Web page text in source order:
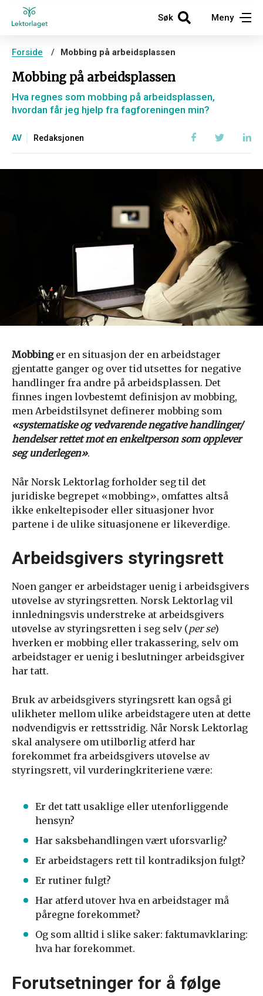
Søk Meny
Forside Mobbing på arbeidsplassen
Mobbing på arbeidsplassen
Hva regnes som mobbing på arbeidsplassen,
hvordan får jeg hjelp fra fagforeningen min?
AV Redaksjonen
Mobbing er en situasjon der en arbeidstager
gjentatte ganger og over tid utsettes for negative
handlinger fra andre på arbeidsplassen. Det
finnes ingen lovbestemt definisjon av mobbing,
men Arbeidstilsynet definerer mobbing som
«systematiske og vedvarende negative handlinger/
hendelser rettet mot en enkeltperson som opplever
seg underlegen».
Når Norsk Lektorlag forholder seg til det
juridiske begrepet «mobbing», omfattes altså
ikke enkeltepisoder eller situasjoner hvor
partene i de ulike situasjonene er likeverdige.
Arbeidsgivers styringsrett
Noen ganger er arbeidstager uenig i arbeidsgivers
utøvelse av styringsretten. Norsk Lektorlag vil
innledningsvis understreke at arbeidsgivers
utøvelse av styringsretten i seg selv (per se)
hverken er mobbing eller trakassering, selv om
arbeidstager er uenig i beslutninger arbeidsgiver
har tatt.
Bruk av arbeidsgivers styringsrett kan også gi
ulikheter mellom ulike arbeidstagere uten at dette
nødvendigvis er rettsstridig. Når Norsk Lektorlag
skal analysere om utilbørlig atferd har
forekommet fra arbeidsgivers utøvelse av
styringsrett, vil vurderingkriteriene være:
Er det tatt usaklige eller utenforliggende
hensyn?
Har saksbehandlingen vært uforsvarlig?
Er arbeidstagers rett til kontradiksjon fulgt?
Er rutiner fulgt?
Har atferd utover hva en arbeidstager må
påregne forekommet?
Og som alltid i slike saker: faktumavklaring:
hva har forekommet.
Forutsetninger for å følge